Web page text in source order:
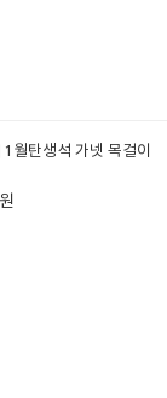
월탄생석 가넷 목걸이